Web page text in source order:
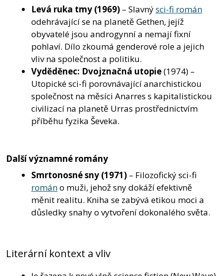
Levá ruka tmy (1969) – Slavnýsci-fi román
odehrávající se na planetě Gethen, jejíž
obyvatelé jsou androgynní a nemají fixní
pohlaví. Dílo zkoumá genderové role a jejich
vliv na společnost a politiku.
Vyděděnec: Dvojznačná utopie(1974) –
Utopické sci-fi porovnávající anarchistickou
společnost na měsíci Anarres s kapitalistickou
civilizací na planetě Urras prostřednictvím
příběhu fyzika Ševeka.
Další významné romány
Smrtonosné sny (1971) – Filozofický sci-fi
románo muži, jehož sny dokáží efektivně
měnit realitu. Kniha se zabývá etikou moci a
důsledky snahy o vytvoření dokonalého světa.
Literární kontext a vliv